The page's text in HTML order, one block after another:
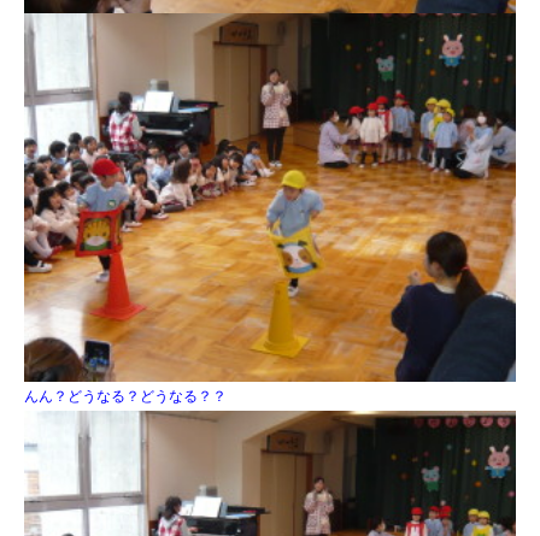
んん？どうなる？どうなる？？